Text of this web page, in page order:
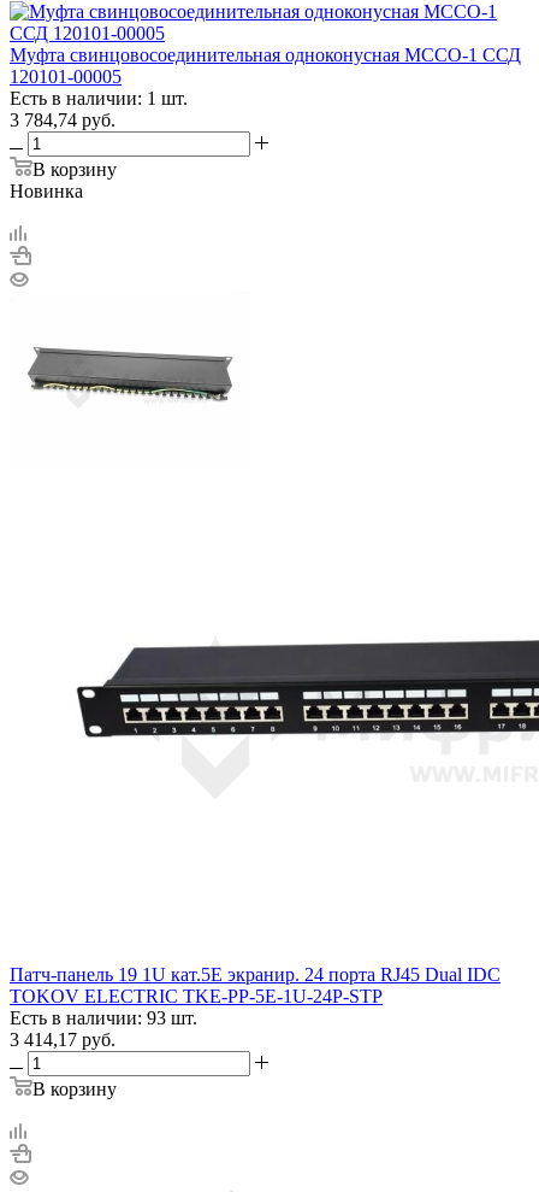
Муфта свинцовосоединительная одноконусная МССО-1 ССД
120101-00005
Есть в наличии: 1 шт.
3 784,74 руб.
В корзину
Новинка
Патч-панель 19 1U кат.5E экранир. 24 порта RJ45 Dual IDC
TOKOV ELECTRIC TKE-PP-5E-1U-24P-STP
Есть в наличии: 93 шт.
3 414,17 руб.
В корзину